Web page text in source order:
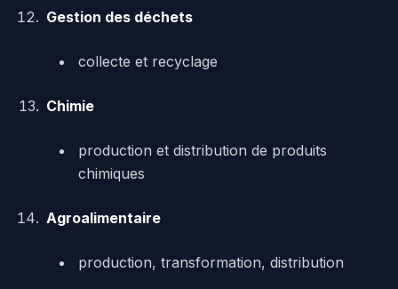
Gestion des déchets
collecte et recyclage
Chimie
production et distribution de produits
chimiques
Agroalimentaire
production, transformation, distribution